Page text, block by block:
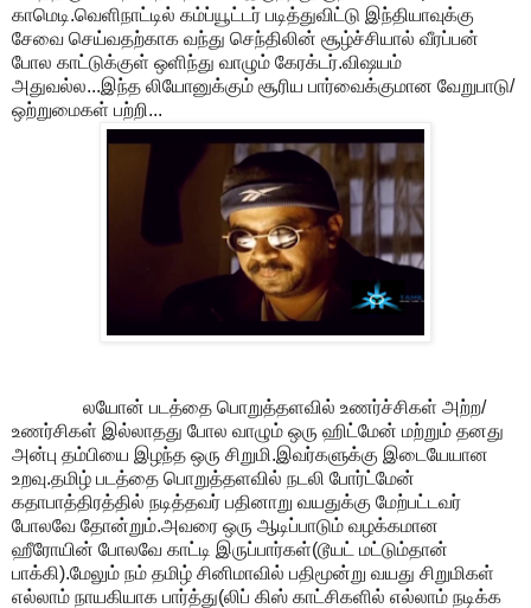
காமெடி.வெளிநாட்டில் கம்ப்யூட்டர் படித்துவிட்டு இந்தியாவுக்கு
சேவை செய்வதற்காக வந்து செந்திலின் சூழ்ச்சியால் வீரப்பன்
போல காட்டுக்குள் ஒளிந்து வாழும் கேரக்டர்.விஷயம்
அதுவல்ல...இந்த லியோனுக்கும் சூரிய பார்வைக்குமான வேறுபாடு/
ஒற்றுமைகள் பற்றி...
லயோன் படத்தை பொறுத்தளவில் உணர்ச்சிகள் அற்ற/
உணர்சிகள் இல்லாதது போல வாழும் ஒரு ஹிட்மேன் மற்றும் தனது
அன்பு தம்பியை இழந்த ஒரு சிறுமி.இவர்களுக்கு இடையேயான
உறவு.தமிழ் படத்தை பொறுத்தளவில் நடலி போர்ட்மேன்
கதாபாத்திரத்தில் நடித்தவர் பதினாறு வயதுக்கு மேற்பட்டவர்
போலவே தோன்றும்.அவரை ஒரு ஆடிப்பாடும் வழக்கமான
ஹீரோயின் போலவே காட்டி இருப்பார்கள்(டூயட் மட்டும்தான்
பாக்கி).மேலும் நம் தமிழ் சினிமாவில் பதிமூன்று வயது சிறுமிகள்
எல்லாம் நாயகியாக பார்த்து(லிப் கிஸ் காட்சிகளில் எல்லாம் நடிக்க